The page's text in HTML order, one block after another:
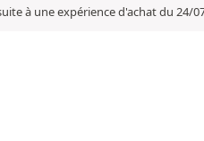
à une expérience d'achat du 24/